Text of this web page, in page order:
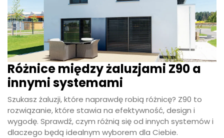
Różnice między żaluzjami Z90 a
innymi systemami
Szukasz żaluzji, które naprawdę robią różnicę? Z90 to
rozwiązanie, które stawia na efektywność, design i
wygodę. Sprawdź, czym różnią się od innych systemów i
dlaczego będą idealnym wyborem dla Ciebie.